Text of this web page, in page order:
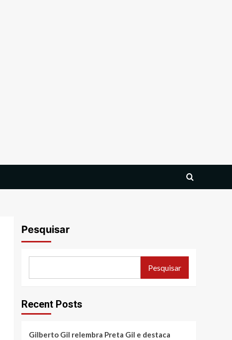
Pesquisar
Pesquisar
Recent Posts
Gilberto Gil relembra Preta Gil e destaca